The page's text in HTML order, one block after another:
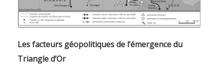
Les facteurs géopolitiques de l’émergence du
Triangle d’Or